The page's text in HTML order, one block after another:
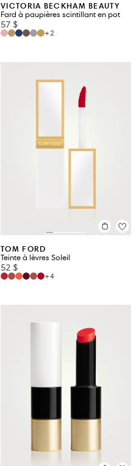
VICTORIA BECKHAM BEAUTY
Fard à paupières scintillant en pot
57 $
+2
TOM FORD
Teinte à lèvres Soleil
52 $
+4